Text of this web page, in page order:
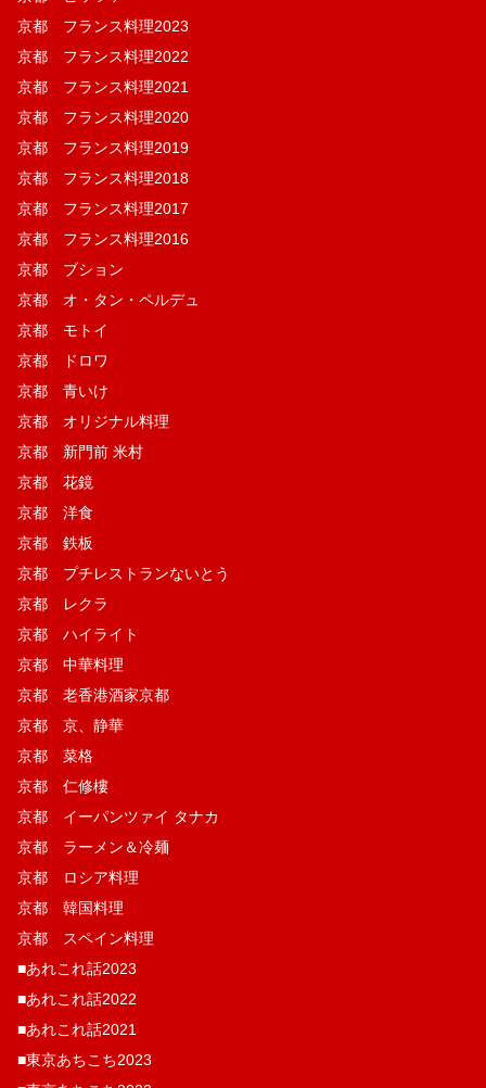
京都 フランス料理2023
京都 フランス料理2022
京都 フランス料理2021
京都 フランス料理2020
京都 フランス料理2019
京都 フランス料理2018
京都 フランス料理2017
京都 フランス料理2016
京都 ブション
京都 オ・タン・ペルデュ
京都 モトイ
京都 ドロワ
京都 青いけ
京都 オリジナル料理
京都 新門前 米村
京都 花鏡
京都 洋食
京都 鉄板
京都 プチレストランないとう
京都 レクラ
京都 ハイライト
京都 中華料理
京都 老香港酒家京都
京都 京、静華
京都 菜格
京都 仁修樓
京都 イーパンツァイ タナカ
京都 ラーメン＆冷麺
京都 ロシア料理
京都 韓国料理
京都 スペイン料理
■あれこれ話2023
■あれこれ話2022
■あれこれ話2021
■東京あちこち2023